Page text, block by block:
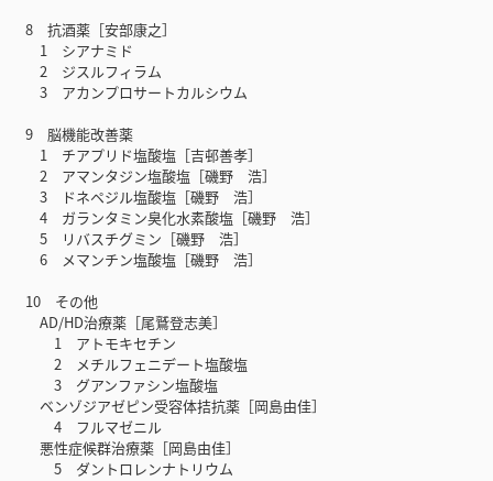
8 抗酒薬［安部康之］
1 シアナミド
2 ジスルフィラム
3 アカンプロサートカルシウム
9 脳機能改善薬
1 チアプリド塩酸塩［吉邨善孝］
2 アマンタジン塩酸塩［磯野 浩］
3 ドネペジル塩酸塩［磯野 浩］
4 ガランタミン臭化水素酸塩［磯野 浩］
5 リバスチグミン［磯野 浩］
6 メマンチン塩酸塩［磯野 浩］
10 その他
AD/HD治療薬［尾鷲登志美］
1 アトモキセチン
2 メチルフェニデート塩酸塩
3 グアンファシン塩酸塩
ベンゾジアゼピン受容体拮抗薬［岡島由佳］
4 フルマゼニル
悪性症候群治療薬［岡島由佳］
5 ダントロレンナトリウム